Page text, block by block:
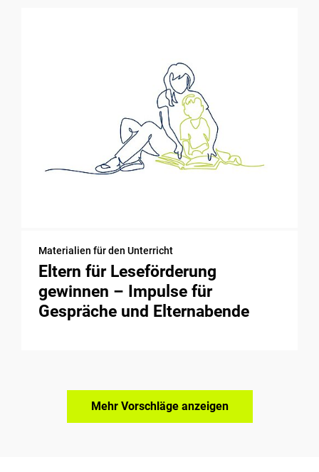
Materialien für den Unterricht
Eltern für Leseförderung
gewinnen – Impulse für
Gespräche und Elternabende
Mehr Vorschläge anzeigen